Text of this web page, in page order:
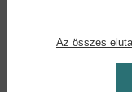
Szathmári
Az összes